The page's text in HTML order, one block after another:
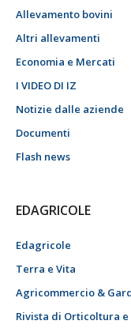
Allevamento bovini
Altri allevamenti
Economia e Mercati
I VIDEO DI IZ
Notizie dalle aziende
Documenti
Flash news
EDAGRICOLE
Edagricole
Terra e Vita
Agricommercio &
Rivista di Orticoltura